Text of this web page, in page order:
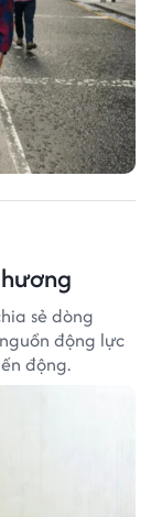
sẻ dòng
động lực
động.